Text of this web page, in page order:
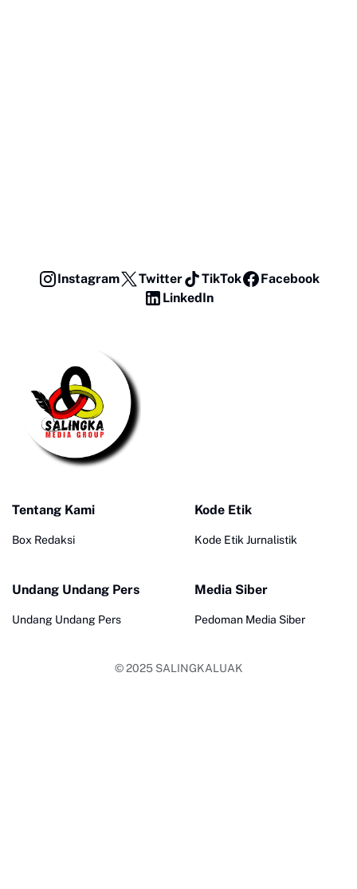
Instagram Twitter TikTok
Facebook
LinkedIn
Tentang Kami
Box Redaksi
Kode Etik
Kode Etik Jurnalistik
Undang Undang Pers
Undang Undang Pers
Media Siber
Pedoman Media Siber
© 2025 SALINGKALUAK